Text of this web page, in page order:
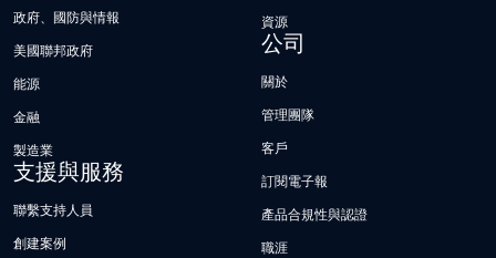
政府、國防與情報
美國聯邦政府
能源
金融
製造業
支援與服務
聯繫支持人員
創建案例
資源
公司
關於
管理團隊
客戶
訂閱電子報
產品合規性與認證
職涯